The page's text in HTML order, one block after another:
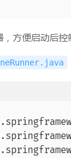
方便启动后控